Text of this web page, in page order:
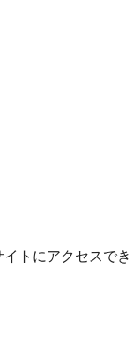
トにアクセスで